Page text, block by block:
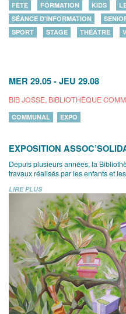
FÊTE
FORMATION KIDS
SÉANCE D'INFORMATION
SPORT
STAGE THÉÂTRE
MER 29.05 - JEU 29.08
BIB JOSSE, BIBLIOTHÈQUE
COMMUNAL EXPO
EXPOSITION
Depuis plusieurs années, la
travaux réalisés par les enfants et
LIRE PLUS